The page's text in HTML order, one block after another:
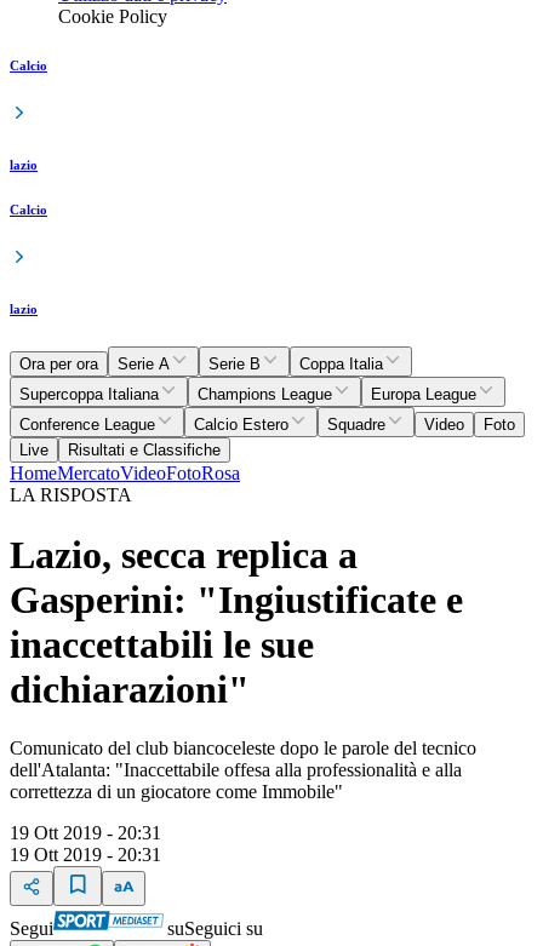
Cookie Policy
Calcio
lazio
Calcio
lazio
Ora per ora Serie A Serie B
Coppa Italia
Supercoppa Italiana
Champions League
Europa League
Conference League
Calcio Estero Squadre Video
Foto
Live
Risultati e Classifiche
HomeMercatoVideoFotoRosa
LA RISPOSTA
Lazio, secca replica a
Gasperini: "Ingiustificate e
inaccettabili le sue
dichiarazioni"
Comunicato del club biancoceleste dopo le parole del tecnico
dell'Atalanta: "Inaccettabile offesa alla professionalità e alla
correttezza di un giocatore come Immobile"
19 Ott 2019 - 20:31
19 Ott 2019 - 20:31
Segui suSeguici su